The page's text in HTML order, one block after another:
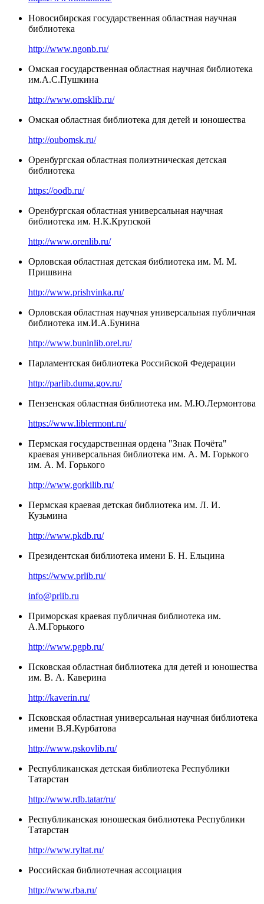
Новосибирская государственная областная научная
библиотека
http://www.ngonb.ru/
Омская государственная областная научная библиотека
им.А.С.Пушкина
http://www.omsklib.ru/
Омская областная библиотека для детей и юношества
http://oubomsk.ru/
Оренбургская областная полиэтническая детская
библиотека
https://oodb.ru/
Оренбургская областная универсальная научная
библиотека им. Н.К.Крупской
http://www.orenlib.ru/
Орловская областная детская библиотека им. М. М.
Пришвина
http://www.prishvinka.ru/
Орловская областная научная универсальная публичная
библиотека им.И.А.Бунина
http://www.buninlib.orel.ru/
Парламентская библиотека Российской Федерации
http://parlib.duma.gov.ru/
Пензенская областная библиотека им. М.Ю.Лермонтова
https://www.liblermont.ru/
Пермская государственная ордена "Знак Почёта"
краевая универсальная библиотека им. А. М. Горького
им. А. М. Горького
http://www.gorkilib.ru/
Пермская краевая детская библиотека им. Л. И.
Кузьмина
http://www.pkdb.ru/
Президентская библиотека имени Б. Н. Ельцина
https://www.prlib.ru/
info@prlib.ru
Приморская краевая публичная библиотека им.
А.М.Горького
http://www.pgpb.ru/
Псковская областная библиотека для детей и юношества
им. В. А. Каверина
http://kaverin.ru/
Псковская областная универсальная научная библиотека
имени В.Я.Курбатова
http://www.pskovlib.ru/
Республиканская детская библиотека Республики
Татарстан
http://www.rdb.tatar/ru/
Республиканская юношеская библиотека Республики
Татарстан
http://www.ryltat.ru/
Российская библиотечная ассоциация
http://www.rba.ru/